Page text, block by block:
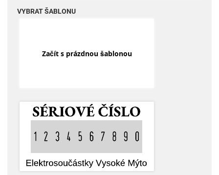
VYBRAT ŠABLONU
Začít s prázdnou šablonou